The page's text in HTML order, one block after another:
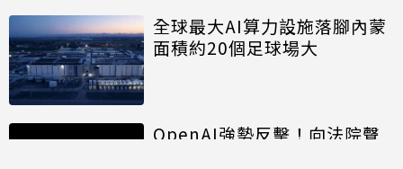
全球最大AI算力設施落腳內蒙
面積約20個足球場大
OpenAI強勢反擊！向法院聲